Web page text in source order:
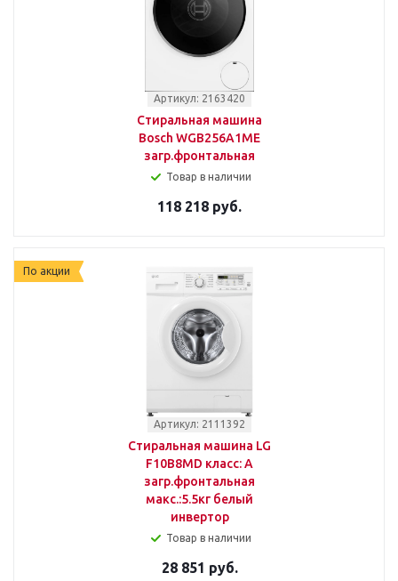
Артикул: 2163420
Стиральная машина
Bosch WGB256A1ME
загр.фронтальная
Товар в наличии
118 218 руб.
По акции
Артикул: 2111392
Стиральная машина LG
F10B8MD класс: A
загр.фронтальная
макс.:5.5кг белый
инвертор
Товар в наличии
28 851 руб.